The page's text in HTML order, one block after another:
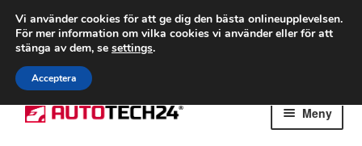
FRAKT från 75 kr
Världsomspännande frakt
Ring 766 924 713
Hoppa
till
Hoppa
till
Meny
Vi använder cookies för att ge dig den bästa onlineupplevelsen.
För mer information om vilka cookies vi använder eller för att
stänga av dem, se settings.
Acceptera